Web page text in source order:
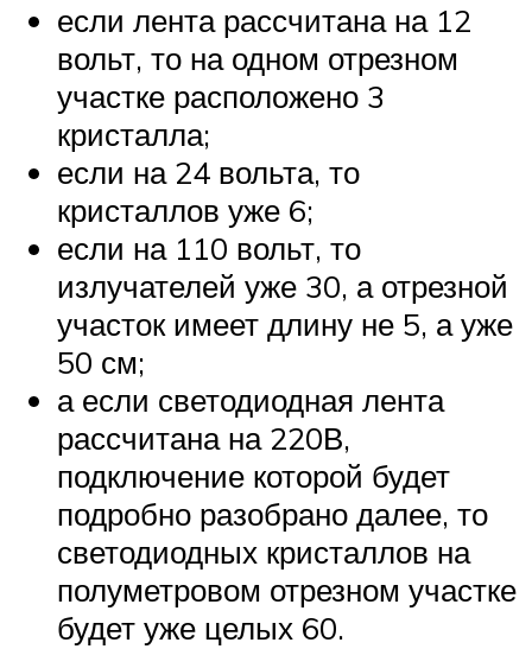
если лента рассчитана на 12
вольт, то на одном отрезном
участке расположено 3
кристалла;
если на 24 вольта, то
кристаллов уже 6;
если на 110 вольт, то
излучателей уже 30, а отрезной
участок имеет длину не 5, а уже
50 см;
а если светодиодная лента
рассчитана на 220В,
подключение которой будет
подробно разобрано далее, то
светодиодных кристаллов на
полуметровом отрезном участке
будет уже целых 60.